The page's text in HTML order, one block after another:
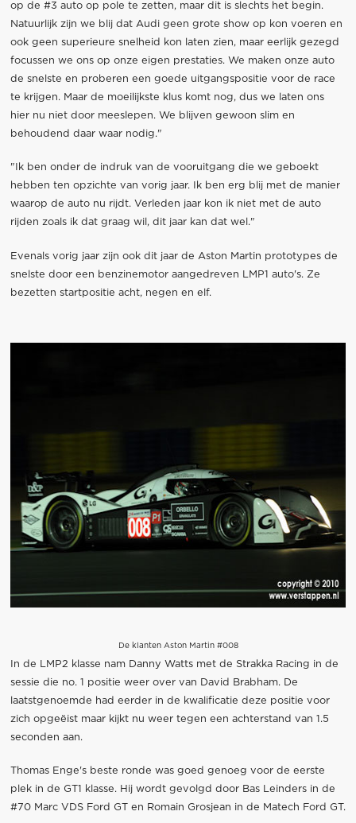
op de #3 auto op pole te zetten, maar dit is slechts het begin.
Natuurlijk zijn we blij dat Audi geen grote show op kon voeren en
ook geen superieure snelheid kon laten zien, maar eerlijk gezegd
focussen we ons op onze eigen prestaties. We maken onze auto
de snelste en proberen een goede uitgangspositie voor de race
te krijgen. Maar de moeilijkste klus komt nog, dus we laten ons
hier nu niet door meeslepen. We blijven gewoon slim en
behoudend daar waar nodig."
"Ik ben onder de indruk van de vooruitgang die we geboekt
hebben ten opzichte van vorig jaar. Ik ben erg blij met de manier
waarop de auto nu rijdt. Verleden jaar kon ik niet met de auto
rijden zoals ik dat graag wil, dit jaar kan dat wel."
Evenals vorig jaar zijn ook dit jaar de Aston Martin prototypes de
snelste door een benzinemotor aangedreven LMP1 auto's. Ze
bezetten startpositie acht, negen en elf.
De klanten Aston Martin #008
In de LMP2 klasse nam Danny Watts met de Strakka Racing in de
sessie die no. 1 positie weer over van David Brabham. De
laatstgenoemde had eerder in de kwalificatie deze positie voor
zich opgeëist maar kijkt nu weer tegen een achterstand van 1.5
seconden aan.
Thomas Enge's beste ronde was goed genoeg voor de eerste
plek in de GT1 klasse. Hij wordt gevolgd door Bas Leinders in de
#70 Marc VDS Ford GT en Romain Grosjean in de Matech Ford GT.